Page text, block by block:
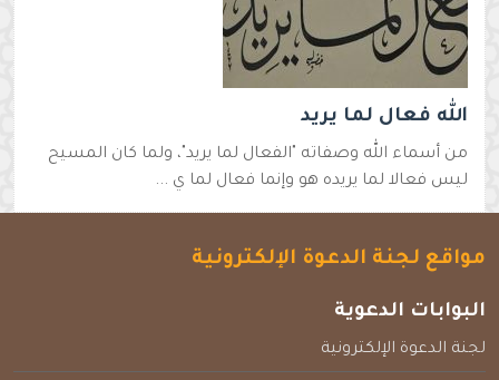
الله فعال لما يريد
من أسماء الله وصفاته "الفعال لما يريد"، ولما كان المسيح
ليس فعالا لما يريده هو وإنما فعال لما ي ...
مواقع لجنة الدعوة الإلكترونية
البوابات الدعوية
لجنة الدعوة الإلكترونية